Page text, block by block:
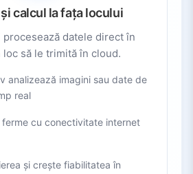
și calcul la fața locului
procesează datele direct în
loc să le trimită în cloud.
analizează imagini sau date de
real
ferme cu conectivitate internet
și crește fiabilitatea în